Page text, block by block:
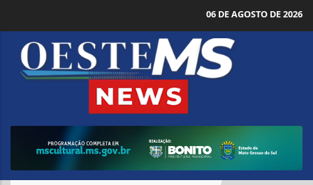
06 DE AGOSTO DE 2026